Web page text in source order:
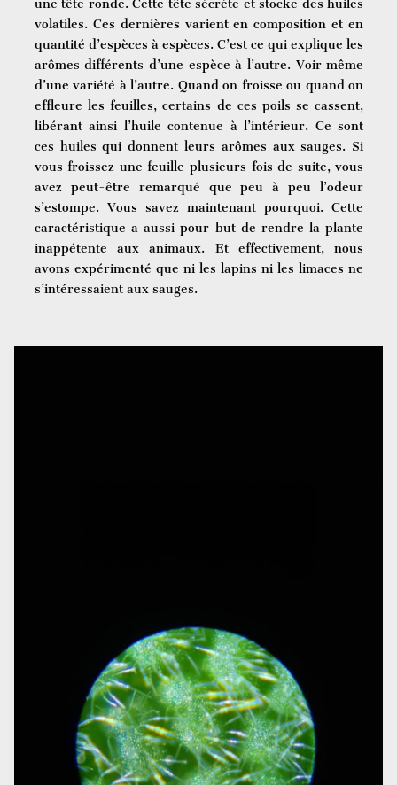
une tête ronde. Cette tête sécrète et stocke des huiles
volatiles. Ces dernières varient en composition et en
quantité d’espèces à espèces. C’est ce qui explique les
arômes différents d’une espèce à l’autre. Voir même
d’une variété à l’autre. Quand on froisse ou quand on
effleure les feuilles, certains de ces poils se cassent,
libérant ainsi l’huile contenue à l’intérieur. Ce sont
ces huiles qui donnent leurs arômes aux sauges. Si
vous froissez une feuille plusieurs fois de suite, vous
avez peut-être remarqué que peu à peu l’odeur
s’estompe. Vous savez maintenant pourquoi. Cette
caractéristique a aussi pour but de rendre la plante
inappétente aux animaux. Et effectivement, nous
avons expérimenté que ni les lapins ni les limaces ne
s’intéressaient aux sauges.